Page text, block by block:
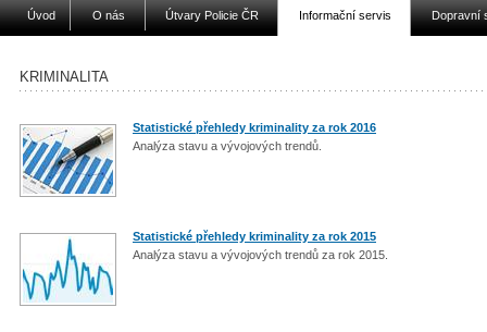
Úvod O nás Útvary Policie ČR Informační servis Dopravní
KRIMINALITA
Statistické přehledy kriminality za rok 2016
Analýza stavu a vývojových trendů.
Statistické přehledy kriminality za rok 2015
Analýza stavu a vývojových trendů za rok 2015.